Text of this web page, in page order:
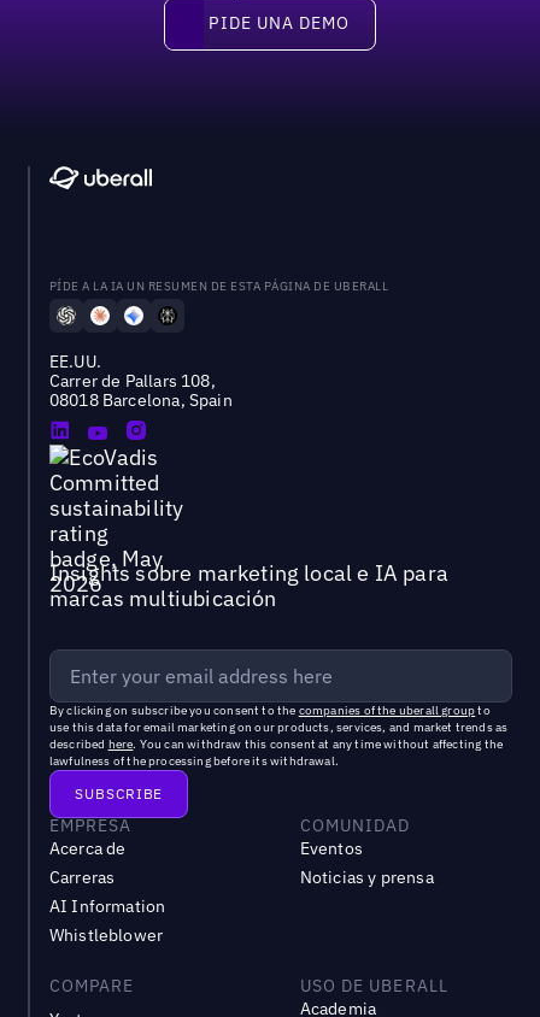
Pide una demo
PIDE UNA DEMO
PÍDE A LA IA UN RESUMEN DE ESTA PÁGINA DE UBERALL
EE.UU.
Carrer de Pallars 108,
08018 Barcelona, Spain
Insights sobre marketing local e IA para
marcas multiubicación
By clicking on subscribe you consent to the companies of the uberall groupto
use this data for email marketing on our products, services, and market trends as
described here. You can withdraw this consent at any time without affecting the
lawfulness of the processing before its withdrawal.
EMPRESA
Acerca de
Carreras
AI Information
Whistleblower
COMUNIDAD
Eventos
Noticias y prensa
COMPARE
USO DE UBERALL
Academia